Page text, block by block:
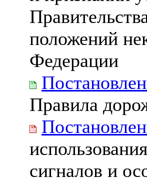
положений
Федерации
Правила
сигналов и